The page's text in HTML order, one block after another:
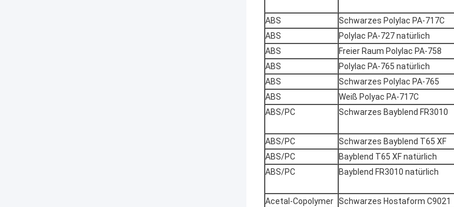
ABS
Schwarzes Polylac PA-717C
ABS
Polylac PA-727 natürlich
ABS
Freier Raum Polylac PA-758
ABS
Polylac PA-765 natürlich
ABS
Schwarzes Polylac PA-765
ABS
Weiß Polyac PA-717C
ABS/PC
Schwarzes Bayblend FR3010
ABS/PC
Schwarzes Bayblend T65 XF
ABS/PC
Bayblend T65 XF natürlich
ABS/PC
Bayblend FR3010 natürlich
Acetal-Copolymer Schwarzes Hostaform C9021